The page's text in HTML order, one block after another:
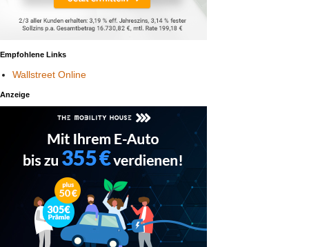
Empfohlene Links
Wallstreet Online
Anzeige